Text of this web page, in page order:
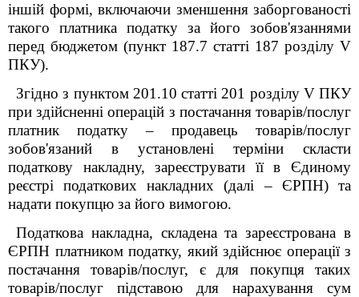
іншій формі, включаючи зменшення заборгованості
такого платника податку за його зобов'язаннями
перед бюджетом (пункт 187.7 статті 187 розділу V
ПКУ).
Згідно з пунктом 201.10 статті 201 розділу V ПКУ
при здійсненні операцій з постачання товарів/послуг
платник податку – продавець товарів/послуг
зобов'язаний в установлені терміни скласти
податкову накладну, зареєструвати її в Єдиному
реєстрі податкових накладних (далі – ЄРПН) та
надати покупцю за його вимогою.
Податкова накладна, складена та зареєстрована в
ЄРПН платником податку, який здійснює операції з
постачання товарів/послуг, є для покупця таких
товарів/послуг підставою для нарахування сум